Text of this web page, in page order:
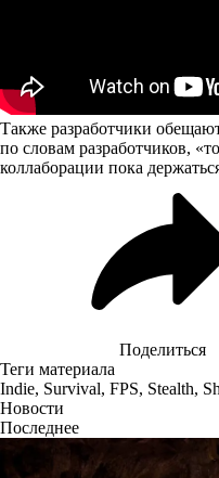
Также разработчики
по словам разработчиков,
коллаборации пока
Поделиться
Теги материала
Indie, Survival, FPS, Stealth,
Новости
Последнее